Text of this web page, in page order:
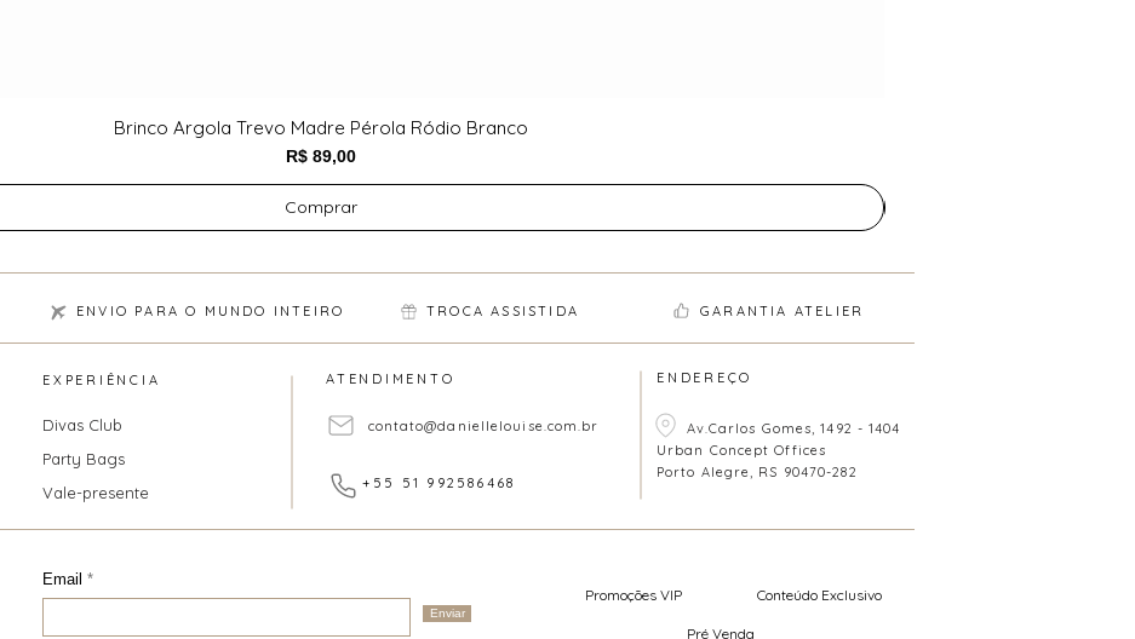
Brinco Argola Trevo Madre Pérola Ródio Branco
Preço
R$ 89,00
Comprar
ENVIO PARA O MUNDO INTEIRO TROCA ASSISTIDA GARANTIA ATELIER
EXPERIÊNCIA
Divas Club
Party Bags
Vale-presente
ATENDIMENTO ENDEREÇO
Av.Carlos Gomes, 1492 - 1404
Urban Concept Offices
Porto Alegre, RS 90470-282
contato@daniellelouise.com.br
+55 51 992586468
Email
Enviar
Promoções VIP Conteúdo Exclusivo
Pré Venda